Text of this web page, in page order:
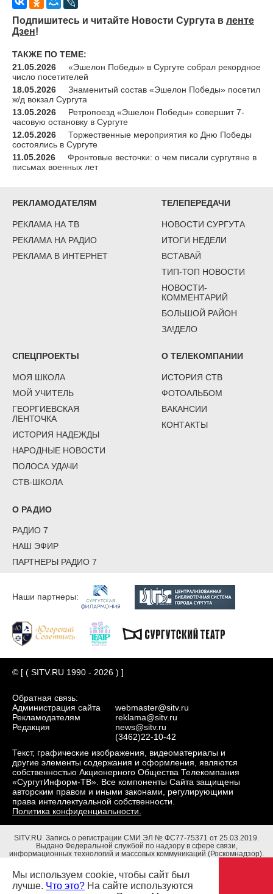
Подпишитесь и читайте Новости Сургута в ленте
Дзен!
ТАКЖЕ ПО ТЕМЕ:
21.05.2026
«Эшелон Победы» в Сургуте собрал рекордное
число посетителей
18.05.2026
Знаменитый состав «Эшелон Победы» посетил
ж/д вокзал Сургута
13.05.2026
Ретропоезд «Эшелон Победы» совершит 7-
часовую остановку в Сургуте
12.05.2026
Торжественные мероприятия ко Дню Победы
состоялись в Сургуте
11.05.2026
Фронтовые весточки: о чем писали сургутяне в
письмах военных лет
РЕКЛАМОДАТЕЛЯМ
РЕКЛАМА НА ТВ
РЕКЛАМА НА РАДИО
РЕКЛАМА В ИНТЕРНЕТ
ТЕЛЕПЕРЕДАЧИ
НОВОСТИ СУРГУТА
ИТОГИ НЕДЕЛИ
ВСТАВАЙ
ТИП-ТОП НОВОСТИ
НОВОСТИ-
КОММЕНТАРИЙ
БОЛЬШОЙ РАЙОН
ЗА!ДЕЛО
СПЕЦПРОЕКТЫ
МОЯ ШКОЛА
МОЙ УЧИТЕЛЬ
ГЕОРГИЕВСКАЯ
ЛЕНТОЧКА
ИСТОРИЯ НАДЕЖДЫ
НАРОДНЫЕ НОВОСТИ
ПОЛОСА УДАЧИ
СТВ-ШКОЛА
О ТЕЛЕКОМПАНИИ
ИСТОРИЯ СТВ
ФОТОАЛЬБОМ
ВАКАНСИИ
КОНТАКТЫ
О РАДИО
РАДИО 7
НАШ ЭФИР
ПАРТНЕРЫ РАДИО 7
Наши партнеры:
© [ ( SITV.RU 1990 - 2026 ) ]
Обратная связь:
Администрация сайта
Рекламодателям
Редакция
webmaster@sitv.ru
reklama@sitv.ru
news@sitv.ru
(3462)22-10-42
Текст, графические изображения, видеоматериалы и
другие элементы содержания и оформления, являются
собственностью Акционерного Общества Телекомпания
«СургутИнформ-ТВ». Все компоненты Сайта защищены
авторским правом и иными законами, регулирующими
права интеллектуальной собственности.
Политика конфиденциальности.
SITV.RU. Запись о регистрации СМИ ЭЛ № ФС77-75371 от 25.03.2019.
Выдано Федеральной службой по надзору в сфере связи,
информационных технологий и массовых коммуникаций (Роскомнадзор).
Адрес редакции: 628403, Тюменская обл., ХМАО - Югра, г. Сургут, ул.
Маяковского, д. 16. Главный редактор: Чубенко В.Л.
Мы используем cookie, чтобы сайт был
лучше. Что это? На сайте используются